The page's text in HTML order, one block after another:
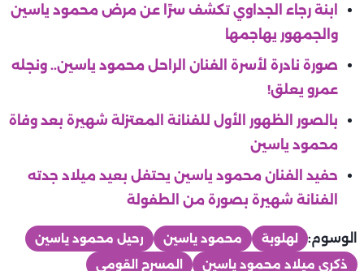
ابنة رجاء الجداوي تكشف سرًا عن مرض محمود ياسين
والجمهور يهاجمها
صورة نادرة لأسرة الفنان الراحل محمود ياسين.. ونجله
عمرو يعلق!
بالصور الظهور الأول للفنانة المعتزلة شهيرة بعد وفاة
محمود ياسين
حفيد الفنان محمود ياسين يحتفل بعيد ميلاد جدته
الفنانة شهيرة بصورة من الطفولة
الوسوم: لهلوبة محمود ياسين
رحيل محمود ياسين
ذكرى ميلاد محمود ياسين
المسرح القومي